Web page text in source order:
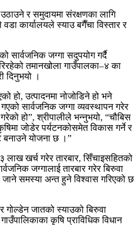
र समुदायमा संरक्षणका लागि
कार्यालयले स्याउ बगैँचा विस्तार र
सार्वजनिक जग्गा सदुपयोग गर्दै
तमानखोला गाउँपालका–४ का
दिनुभयो ।
हो, उत्पादनमा नोजोडिने हो भने
सार्वजनिक जग्गा व्यवस्थापन गरेर
हो”, श्रीपालीले भन्नुभयो, “चौबिस
जोडेर पर्यटनकोसमेत विकास गर्ने र
बनाउने योजना छ ।”
लाख खर्च गरेर तारबार, सिँचाइसहितको
जग्गालाई तारबार गरेर बिरुवा
समस्या अन्त हुने विश्वास गरिएको छ
गोल्डेन जातको स्याउको बिरुवा
कृषि प्राविधिक विधान